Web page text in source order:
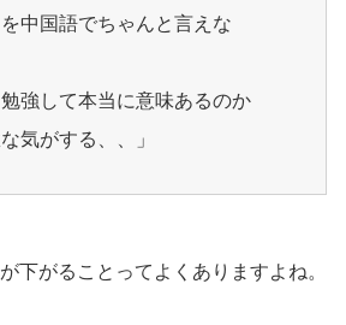
中国語でちゃんと言えな
強して本当に意味あるのか
気がする、、」
下がることってよくありますよね。